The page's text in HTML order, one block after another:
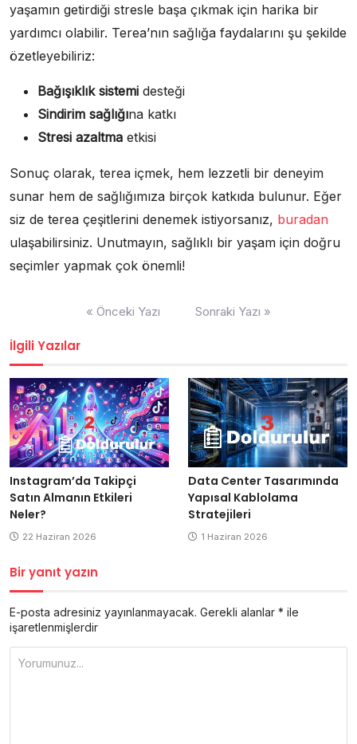
yaşamın getirdiği stresle başa çıkmak için harika bir
yardımcı olabilir. Terea’nın sağlığa faydalarını şu şekilde
özetleyebiliriz:
Bağışıklık sistemi desteği
Sindirim sağlığına katkı
Stresi azaltma etkisi
Sonuç olarak, terea içmek, hem lezzetli bir deneyim
sunar hem de sağlığımıza birçok katkıda bulunur. Eğer
siz de terea çeşitlerini denemek istiyorsanız, buradan
ulaşabilirsiniz. Unutmayın, sağlıklı bir yaşam için doğru
seçimler yapmak çok önemli!
« Önceki Yazı Sonraki Yazı »
İlgili Yazılar
Instagram’da Takipçi
Satın Almanın Etkileri
Neler?
22 Haziran 2026
Data Center Tasarımında
Yapısal Kablolama
Stratejileri
1 Haziran 2026
Bir yanıt yazın
E-posta adresiniz yayınlanmayacak. Gerekli alanlar * ile
işaretlenmişlerdir